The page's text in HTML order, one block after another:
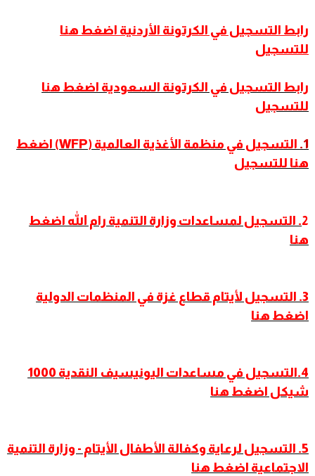
رابط التسجيل في الكرتونة الأردنية اضغط هنا
للتسجيل
رابط التسجيل في الكرتونة السعودية اضغط هنا
للتسجيل
1.
التسجيل في منظمة الأغذية العالمية (WFP) اضغط
هنا للتسجيل
2. التسجيل لمساعدات وزارة التنمية رام الله اضغط
هنا
3. التسجيل لأيتام قطاع غزة في المنظمات الدولية
اضغط هنا
4.التسجيل في مساعدات اليونيسيف النقدية 1000
شيكل اضغط هنا
5. التسجيل لرعاية وكفالة الأطفال الأيتام - وزارة التنمية
الاجتماعية اضغط هنا